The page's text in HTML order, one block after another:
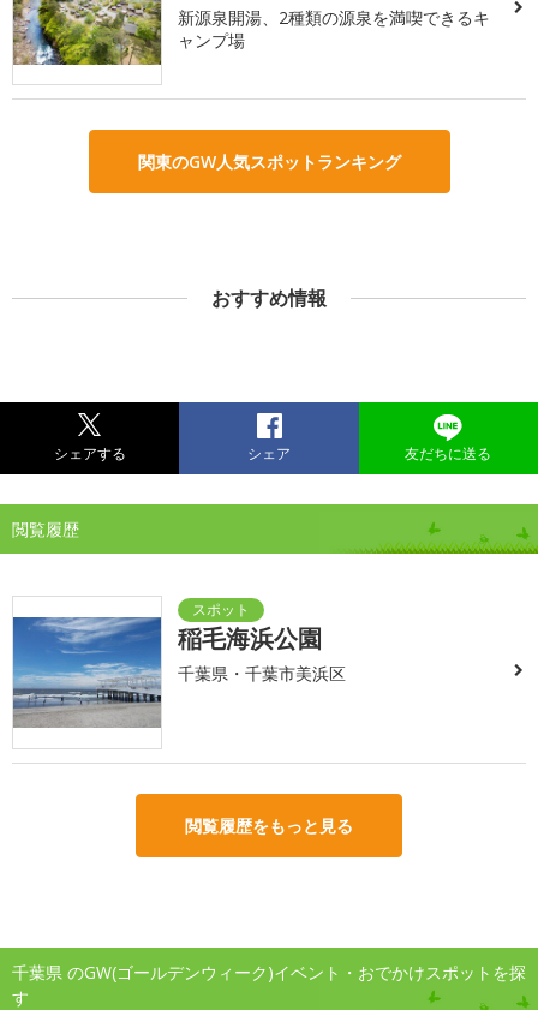
新源泉開湯、2種類の源泉を満喫できるキ
ャンプ場
関東のGW人気スポットランキング
おすすめ情報
シェアする シェア 友だちに送る
閲覧履歴
稲毛海浜公園
千葉県・千葉市美浜区
閲覧履歴をもっと見る
千葉県 のGW(ゴールデンウィーク)イベント・おでかけスポットを探
す